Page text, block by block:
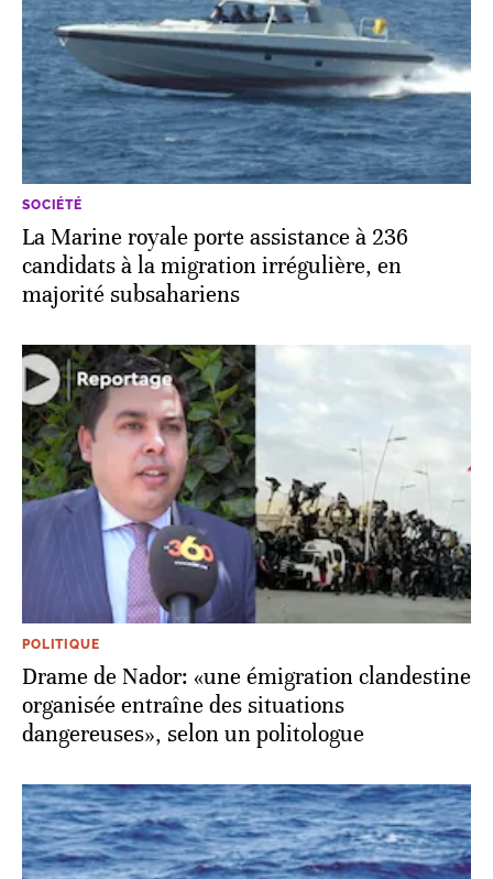
SOCIÉTÉ
La Marine royale porte assistance à 236
candidats à la migration irrégulière, en
majorité subsahariens
POLITIQUE
Drame de Nador: «une émigration clandestine
organisée entraîne des situations
dangereuses», selon un politologue